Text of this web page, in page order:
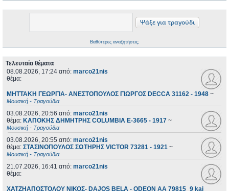
Βαθύτερες αναζητήσεις;
Τελευταία θέματα
08.08.2026, 17:24 από: marco21nis
θέμα:
ΜΗΤΤΑΚΗ ΓΕΩΡΓΙΑ- ΑΝΕΣΤΟΠΟΥΛΟΣ ΓΙΩΡΓΟΣ DECCA 31162 - 1948 ~
Μουσική - Τραγούδια
03.08.2026, 20:56 από: marco21nis
θέμα: ΚΑΠΟΚΗΣ ΔΗΜΗΤΡΗΣ COLUMBIA E-3665 - 1917 ~
Μουσική - Τραγούδια
03.08.2026, 20:55 από: marco21nis
θέμα: ΣΤΑΣΙΝΟΠΟΥΛΟΣ ΣΩΤΗΡΗΣ VICTOR 73281 - 1921 ~
Μουσική - Τραγούδια
21.07.2026, 16:41 από: marco21nis
θέμα:
ΧΑΤΖΗΑΠΟΣΤΟΛΟΥ ΝΙΚΟΣ- DAJOS BELA - ODEON AA 79815_9 kai